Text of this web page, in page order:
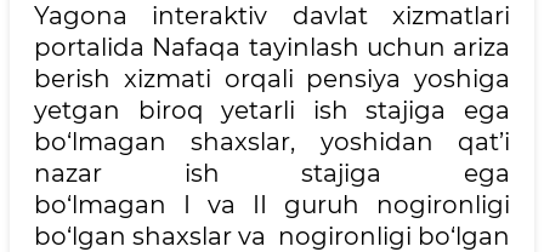
Yagona interaktiv davlat xizmatlari
portalida Nafaqa tayinlash uchun ariza
berish xizmati orqali pensiya yoshiga
yetgan biroq yetarli ish stajiga ega
bo‘lmagan shaxslar, yoshidan qat’i
nazar ish stajiga ega
bo‘lmagan I va II guruh nogironligi
bo‘lgan shaxslar va nogironligi bo‘lgan